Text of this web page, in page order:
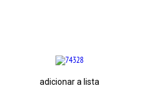
adicionar a lista